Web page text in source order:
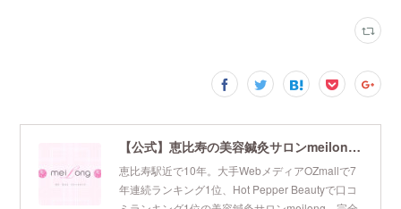
【公式】恵比寿の美容鍼灸サロンmeilong｜ツボを押さえた針・お灸の治療で美容と健康を叶えます
恵比寿駅近で10年。大手WebメディアOZmallで7
年連続ランキング1位、Hot Pepper Beautyで口コ